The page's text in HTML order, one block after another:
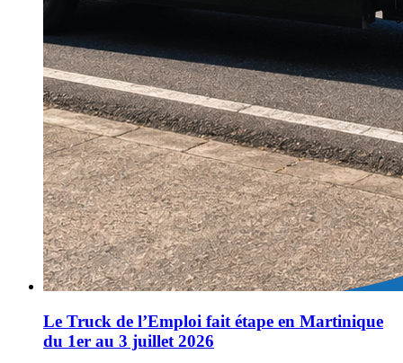
Le Truck de l’Emploi fait étape en Martinique
du 1er au 3 juillet 2026